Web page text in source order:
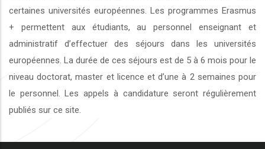
certaines universités européennes. Les programmes Erasmus
+ permettent aux étudiants, au personnel enseignant et
administratif d’effectuer des séjours dans les universités
européennes. La durée de ces séjours est de 5 à 6 mois pour le
niveau doctorat, master et licence et d’une à 2 semaines pour
le personnel. Les appels à candidature seront régulièrement
publiés sur ce site.